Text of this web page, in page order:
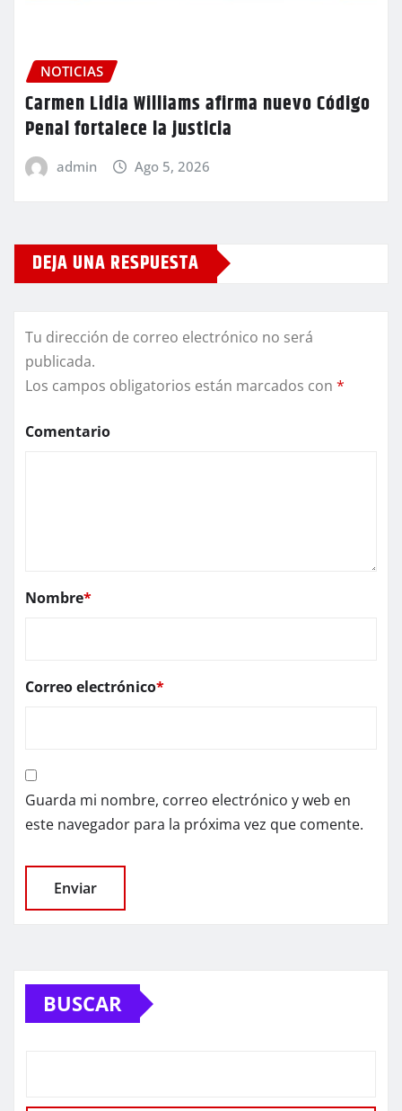
NOTICIAS
Carmen Lidia Williams afirma nuevo Código
Penal fortalece la justicia
admin Ago 5, 2026
DEJA UNA RESPUESTA
Tu dirección de correo electrónico no será
publicada.
Los campos obligatorios están marcados con *
Comentario
Nombre*
Correo electrónico*
Guarda mi nombre, correo electrónico y web en
este navegador para la próxima vez que comente.
BUSCAR